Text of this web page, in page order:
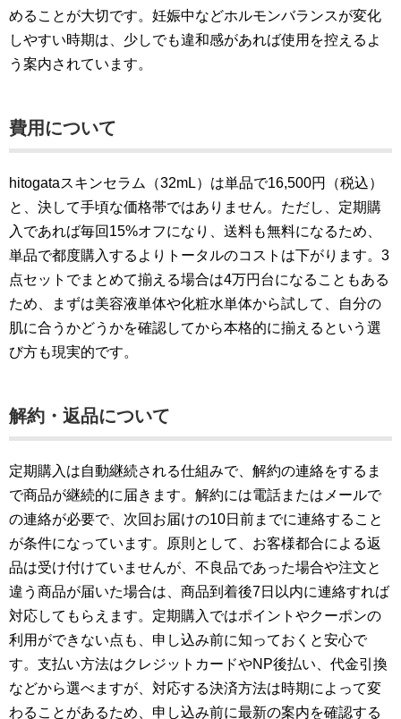
めることが大切です。妊娠中などホルモンバランスが変化
しやすい時期は、少しでも違和感があれば使用を控えるよ
う案内されています。
費用について
hitogataスキンセラム（32mL）は単品で16,500円（税込）
と、決して手頃な価格帯ではありません。ただし、定期購
入であれば毎回15%オフになり、送料も無料になるため、
単品で都度購入するよりトータルのコストは下がります。3
点セットでまとめて揃える場合は4万円台になることもある
ため、まずは美容液単体や化粧水単体から試して、自分の
肌に合うかどうかを確認してから本格的に揃えるという選
び方も現実的です。
解約・返品について
定期購入は自動継続される仕組みで、解約の連絡をするま
で商品が継続的に届きます。解約には電話またはメールで
の連絡が必要で、次回お届けの10日前までに連絡すること
が条件になっています。原則として、お客様都合による返
品は受け付けていませんが、不良品であった場合や注文と
違う商品が届いた場合は、商品到着後7日以内に連絡すれば
対応してもらえます。定期購入ではポイントやクーポンの
利用ができない点も、申し込み前に知っておくと安心で
す。支払い方法はクレジットカードやNP後払い、代金引換
などから選べますが、対応する決済方法は時期によって変
わることがあるため、申し込み前に最新の案内を確認する